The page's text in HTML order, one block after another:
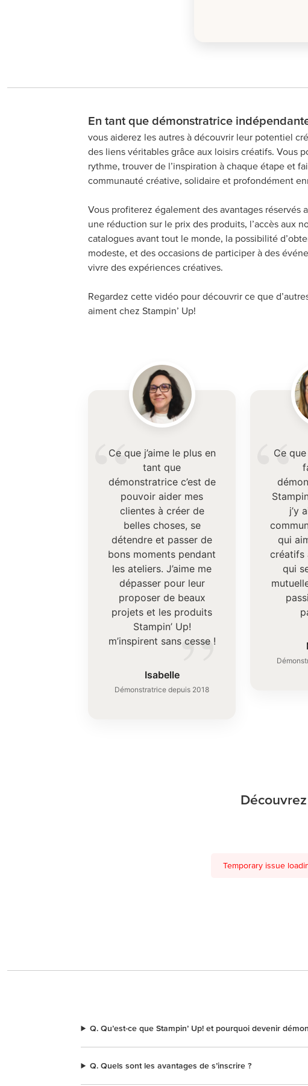
En tant que démonstratrice
vous aiderez les autres à découvrir leur potentiel
des liens véritables grâce aux loisirs créatifs. Vous
rythme, trouver de l’inspiration à chaque étape et
communauté créative, solidaire et profondément
Vous profiterez également des avantages réservés
une réduction sur le prix des produits, l’accès aux
catalogues avant tout le monde, la possibilité
modeste, et des occasions de participer à des
vivre des expériences créatives.
Regardez cette vidéo pour découvrir ce que
aiment chez Stampin’ Up!
“
”
Ce que j’aime le plus en
tant que
démonstratrice c’est de
pouvoir aider mes
clientes à créer de
belles choses, se
détendre et passer de
bons moments pendant
les ateliers. J’aime me
dépasser pour leur
proposer de beaux
projets et les produits
Stampin’ Up!
m’inspirent sans cesse !
Isabelle
Démonstratrice depuis 2018
“
Ce
j’y
qui
créatifs
qui
Temporary issue
Q. Qu’est-ce que Stampin’ Up! et pourquoi devenir
Q. Quels sont les avantages de s’inscrire ?